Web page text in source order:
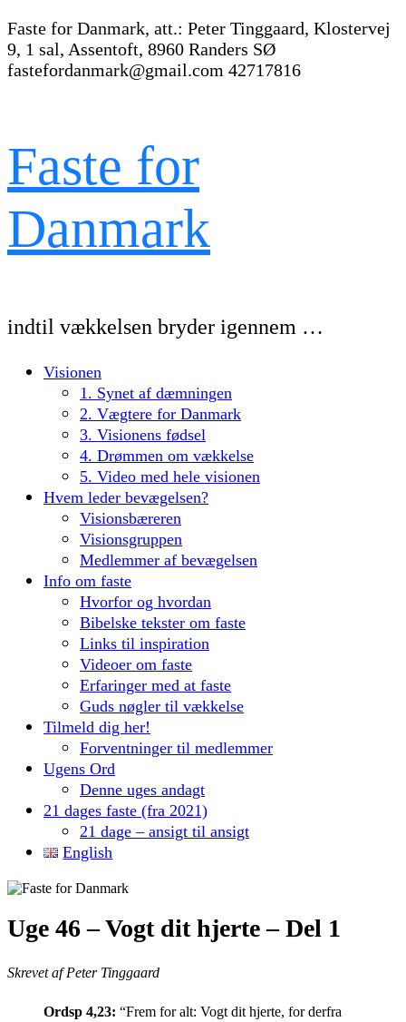
Faste for Danmark, att.: Peter Tinggaard, Klostervej
9, 1 sal, Assentoft, 8960 Randers SØ
fastefordanmark@gmail.com 42717816
Faste for
Danmark
indtil vækkelsen bryder igennem …
Visionen
1. Synet af dæmningen
2. Vægtere for Danmark
3. Visionens fødsel
4. Drømmen om vækkelse
5. Video med hele visionen
Hvem leder bevægelsen?
Visionsbæreren
Visionsgruppen
Medlemmer af bevægelsen
Info om faste
Hvorfor og hvordan
Bibelske tekster om faste
Links til inspiration
Videoer om faste
Erfaringer med at faste
Guds nøgler til vækkelse
Tilmeld dig her!
Forventninger til medlemmer
Ugens Ord
Denne uges andagt
21 dages faste (fra 2021)
21 dage – ansigt til ansigt
English
Uge 46 – Vogt dit hjerte – Del 1
Skrevet af Peter Tinggaard
Ordsp 4,23: “Frem for alt: Vogt dit hjerte, for derfra